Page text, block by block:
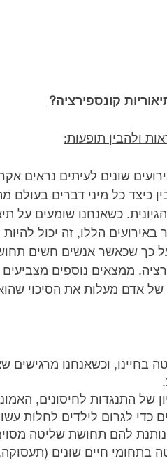
קונספירציה?
ולהבין תופעות:
שונים לעיתים נראים
כיצד כל מיני דברים
כשאנחנו שומעים על
באירועים הללו, זה יכול
כך שכאשר אנשים חשים
ממצאים נוספים
אדם מעלות את הסיכוי שהוא
בחיינו, וכשאנחנו מרגישים
של התנגדות לחיסונים,
כדי לגרום לילדים לחלות
להם תחושת שליטה
חיים שונים (תעסוקה,